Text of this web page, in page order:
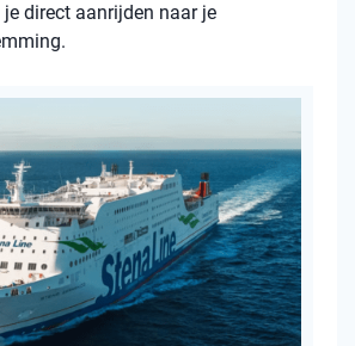
direct aanrijden naar je